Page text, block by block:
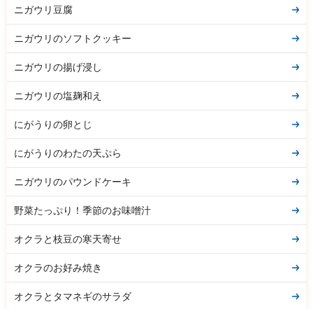
ニガウリ豆腐
ニガウリのソフトクッキー
ニガウリの揚げ浸し
ニガウリの塩麹和え
にがうりの卵とじ
にがうりのわたの天ぷら
ニガウリのパウンドケーキ
野菜たっぷり！季節のお味噌汁
オクラと枝豆の寒天寄せ
オクラのお好み焼き
オクラとタマネギのサラダ